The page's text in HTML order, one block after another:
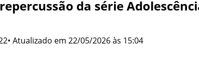
repercussão da série
• Atualizado em 22/05/2026 às 15:04